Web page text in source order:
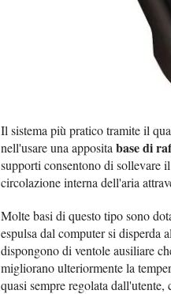
Il sistema più pratico tramite il
nell'usare una apposita base di
supporti consentono di sollevare
circolazione interna dell'aria
Molte basi di questo tipo sono
espulsa dal computer si disperda
dispongono di ventole ausiliare
migliorano ulteriormente la
quasi sempre regolata